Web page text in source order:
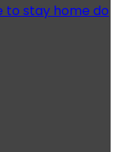
to stay home do